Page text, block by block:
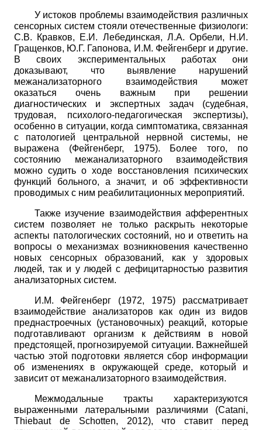
У истоков проблемы взаимодействия различных
сенсорных систем стояли отечественные физиологи:
С.В. Кравков, Е.И. Лебединская, Л.А. Орбели, Н.И.
Гращенков, Ю.Г. Гапонова, И.М. Фейгенберг и другие.
В своих экспериментальных работах они
доказывают, что выявление нарушений
межанализаторного взаимодействия может
оказаться очень важным при решении
диагностических и экспертных задач (судебная,
трудовая, психолого-педагогическая экспертизы),
особенно в ситуации, когда симптоматика, связанная
с патологией центральной нервной системы, не
выражена (Фейгенберг, 1975). Более того, по
состоянию межанализа­торного взаимодействия
можно судить о ходе восстановления психических
функций больного, а значит, и об эффективности
проводимых с ним реабилитационных мероприятий.
Также изучение взаимодействия афферентных
систем позволяет не только раскрыть некоторые
аспекты патологических состояний, но и ответить на
вопросы о механизмах возникновения качественно
новых сенсорных образований, как у здоровых
людей, так и у людей с дефицитарностью развития
анализаторных систем.
И.М. Фейгенберг (1972, 1975) рассматривает
взаимодействие анализаторов как один из видов
преднастроечных (установочных) реакций, которые
подготавливают организм к действиям в новой
предстоящей, прогнозируемой ситуации. Важнейшей
частью этой подготовки является сбор информации
об изменениях в окружающей среде, который и
зависит от межанализаторного взаимодействия.
Межмодальные тракты характеризуются
выраженными латеральными различиями (Catani,
Thiebaut
de Schotten, 2012), что ставит перед